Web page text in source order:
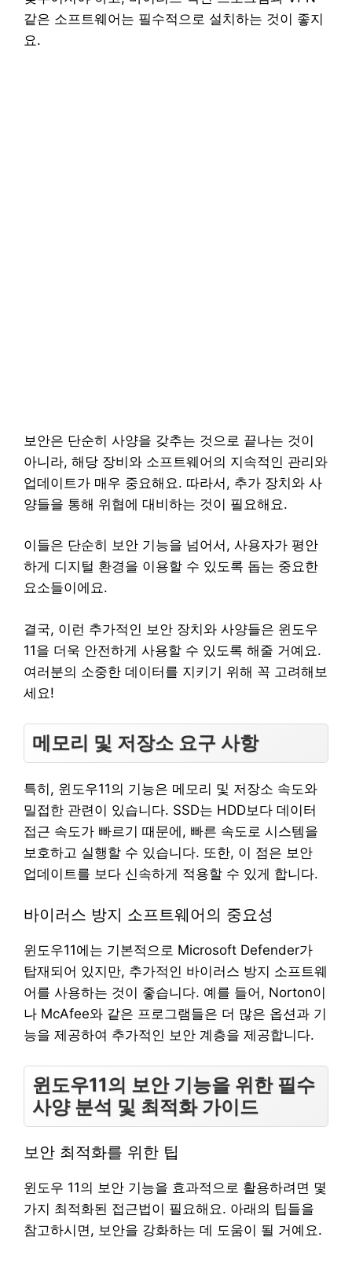
같은 소프트웨어는 필수적으로 설치하는 것이 좋지
요.
보안은 단순히 사양을 갖추는 것으로 끝나는 것이
아니라, 해당 장비와 소프트웨어의 지속적인 관리와
업데이트가 매우 중요해요. 따라서, 추가 장치와 사
양들을 통해 위협에 대비하는 것이 필요해요.
이들은 단순히 보안 기능을 넘어서, 사용자가 평안
하게 디지털 환경을 이용할 수 있도록 돕는 중요한
요소들이에요.
결국, 이런 추가적인 보안 장치와 사양들은 윈도우
11을 더욱 안전하게 사용할 수 있도록 해줄 거예요.
여러분의 소중한 데이터를 지키기 위해 꼭 고려해보
세요!
메모리 및 저장소 요구 사항
특히, 윈도우11의 기능은 메모리 및 저장소 속도와
밀접한 관련이 있습니다. SSD는 HDD보다 데이터
접근 속도가 빠르기 때문에, 빠른 속도로 시스템을
보호하고 실행할 수 있습니다. 또한, 이 점은 보안
업데이트를 보다 신속하게 적용할 수 있게 합니다.
바이러스 방지 소프트웨어의 중요성
윈도우11에는 기본적으로 Microsoft Defender가
탑재되어 있지만, 추가적인 바이러스 방지 소프트웨
어를 사용하는 것이 좋습니다. 예를 들어, Norton이
나 McAfee와 같은 프로그램들은 더 많은 옵션과 기
능을 제공하여 추가적인 보안 계층을 제공합니다.
윈도우11의 보안 기능을 위한 필수
사양 분석 및 최적화 가이드
보안 최적화를 위한 팁
윈도우 11의 보안 기능을 효과적으로 활용하려면 몇
가지 최적화된 접근법이 필요해요. 아래의 팁들을
참고하시면, 보안을 강화하는 데 도움이 될 거예요.